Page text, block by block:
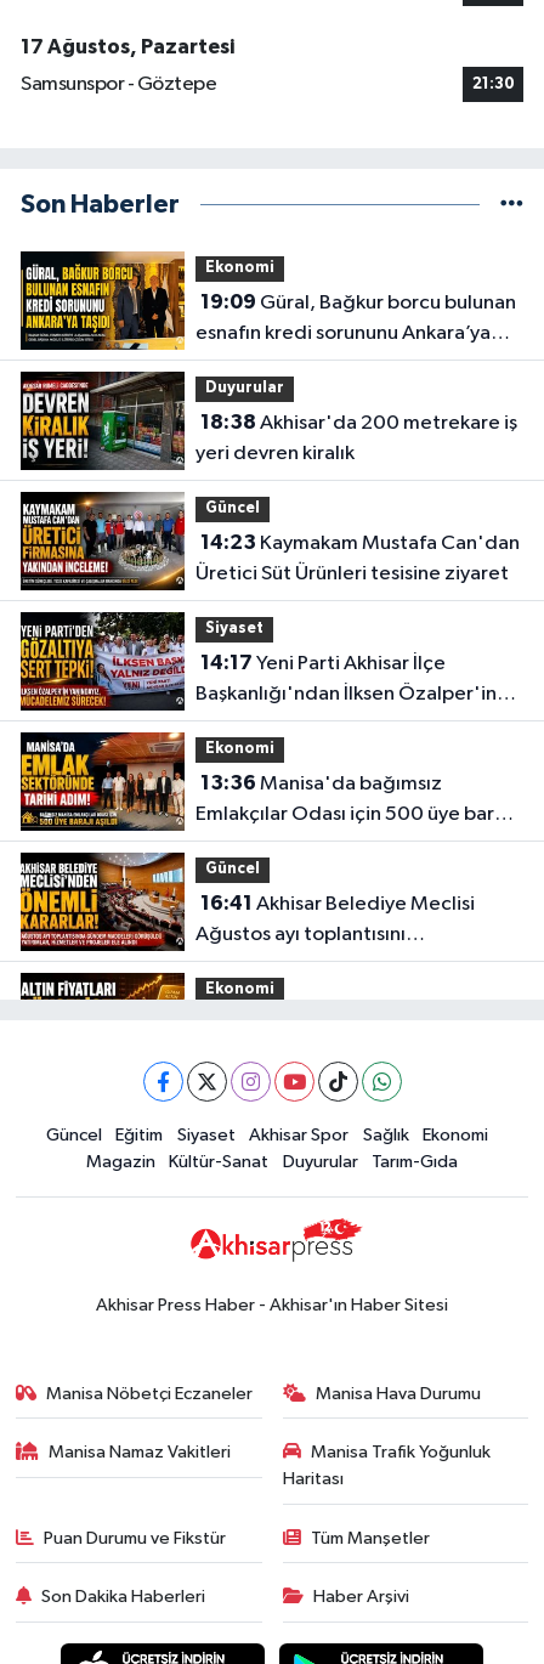
17 Ağustos, Pazartesi
Samsunspor - Göztepe
21:30
Son Haberler
Ekonomi
19:09
esnafın kredi sorununu Ankara’ya
taşıdı
Duyurular
18:38
yeri devren kiralık
Güncel
14:23
Üretici Süt Ürünleri tesisine ziyaret
Siyaset
14:17
Başkanlığı'ndan İlksen Özalper'in
gözaltına alınmasına tepki
Ekonomi
13:36
Emlakçılar Odası için 500 üye barajı
aşıldı
Güncel
16:41
Ağustos ayı toplantısını
gerçekleştirdi
Ekonomi
15:02Akhisar'da sıcak hava etkisini
sürdürüyor! İşte 5 günlük hava
Güncel
14:53
Çanakkale'nin tarihini yerinde
yaşadı
Yerel Haber
19:00Kadın ve Çocuk Giyimde Yeni
Dönem: Minik Terzi’den Anne-
Güncel Eğitim Siyaset Akhisar Spor Sağlık
Ekonomi
Magazin
Kültür-Sanat Duyurular Tarım-Gıda
Akhisar Press Haber - Akhisar'ın Haber Sitesi
Manisa Nöbetçi Eczaneler Manisa Hava Durumu
Manisa Namaz Vakitleri
Manisa Trafik Yoğunluk
Haritası
Puan Durumu ve Fikstür Tüm Manşetler
Son Dakika Haberleri Haber Arşivi